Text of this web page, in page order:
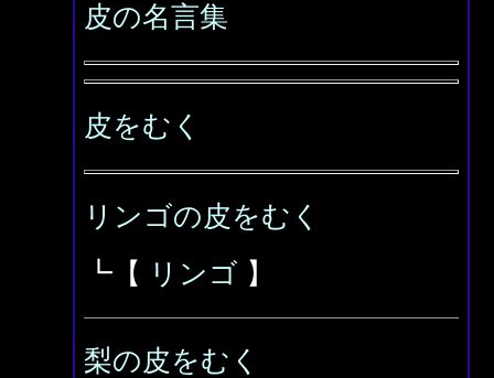
皮の名言集
皮をむく
リンゴの皮をむく
┗【
リンゴ 】
梨の皮をむく